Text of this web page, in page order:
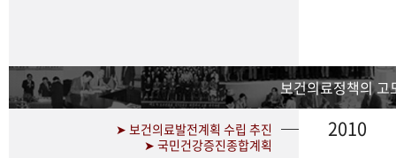
보건의료정책의 고
➤ 보건의료발전계획 수립 추진
➤ 국민건강증진종합계획
2010